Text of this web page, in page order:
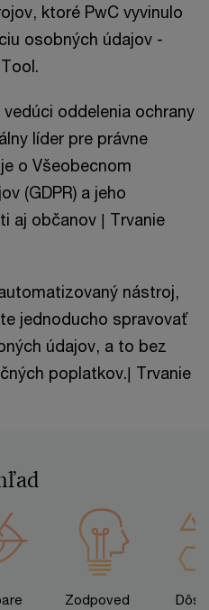
ktoré PwC vyvinulo
osobných údajov -
oddelenia ochrany
líder pre právne
o Všeobecnom
(GDPR) a jeho
aj občanov | Trvanie
nástroj,
jednoducho spravovať
údajov, a to bez
poplatkov.| Trvanie
Zodpoved